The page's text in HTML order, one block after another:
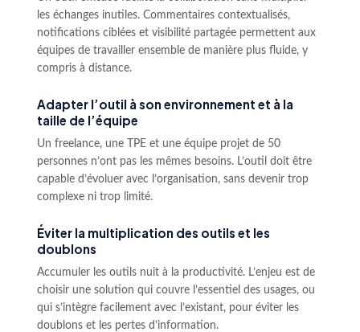
les échanges inutiles. Commentaires contextualisés,
notifications ciblées et visibilité partagée permettent aux
équipes de travailler ensemble de manière plus fluide, y
compris à distance.
Adapter l’outil à son environnement et à la
taille de l’équipe
Un freelance, une TPE et une équipe projet de 50
personnes n’ont pas les mêmes besoins. L’outil doit être
capable d’évoluer avec l’organisation, sans devenir trop
complexe ni trop limité.
Éviter la multiplication des outils et les
doublons
Accumuler les outils nuit à la productivité. L’enjeu est de
choisir une solution qui couvre l’essentiel des usages, ou
qui s’intègre facilement avec l’existant, pour éviter les
doublons et les pertes d’information.